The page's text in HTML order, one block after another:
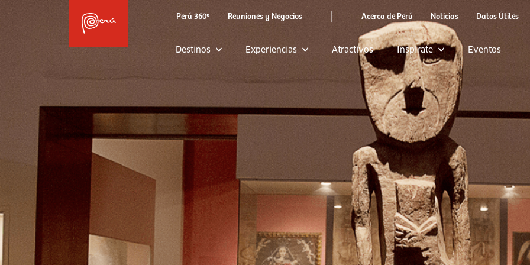
Perú 360º Reuniones y Negocios | Acerca de Perú Noticias Datos Útiles
Destinos Experiencias Atractivos Inspírate Eventos